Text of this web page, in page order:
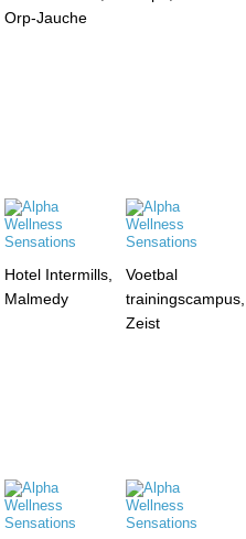
Orp-Jauche
Hotel Intermills,
Malmedy
Voetbal
trainingscampus,
Zeist